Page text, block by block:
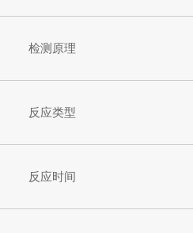
检测原理
反应类型
反应时间